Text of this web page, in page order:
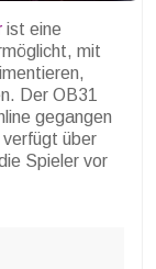
ist eine
mit
Der OB31
gegangen
über
Spieler vor